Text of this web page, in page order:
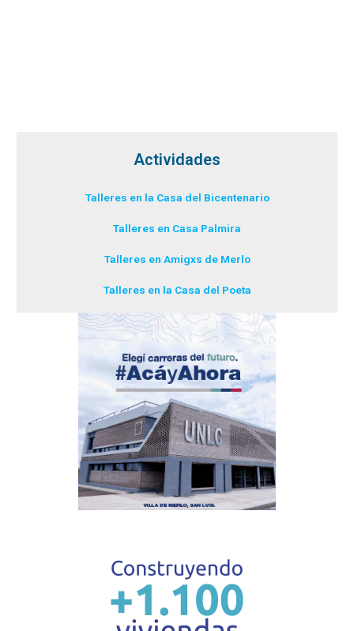
Actividades
Talleres en la Casa del Bicentenario
Talleres en Casa Palmira
Talleres en Amigxs de Merlo
Talleres en la Casa del Poeta